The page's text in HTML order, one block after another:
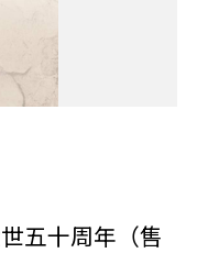
五十周年（售